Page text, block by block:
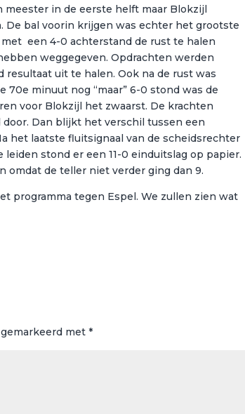
meester in de eerste helft maar Blokzijl
De bal voorin krijgen was echter het grootste
een 4-0 achterstand de rust te halen
weggegeven. Opdrachten werden
resultaat uit te halen. Ook na de rust was
minuut nog “maar” 6-0 stond was de
voor Blokzijl het zwaarst. De krachten
Dan blijkt het verschil tussen een
het laatste fluitsignaal van de scheidsrechter
stond er een 11-0 einduitslag op papier.
omdat de teller niet verder ging dan 9.
programma tegen Espel. We zullen zien wat
met*